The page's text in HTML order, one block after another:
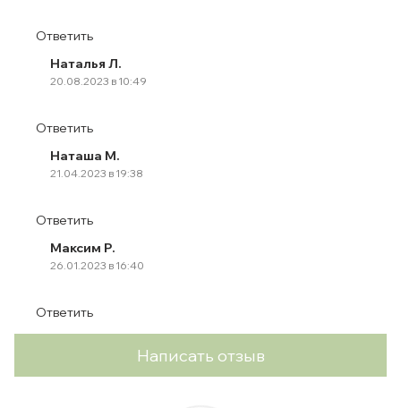
Ответить
Наталья Л.
20.08.2023 в 10:49
Ответить
Наташа М.
21.04.2023 в 19:38
Ответить
Максим Р.
26.01.2023 в 16:40
Ответить
Написать отзыв